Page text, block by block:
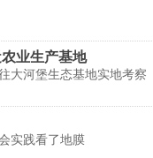
业生产基地
大河堡生态基地实地考察
实践看了地膜